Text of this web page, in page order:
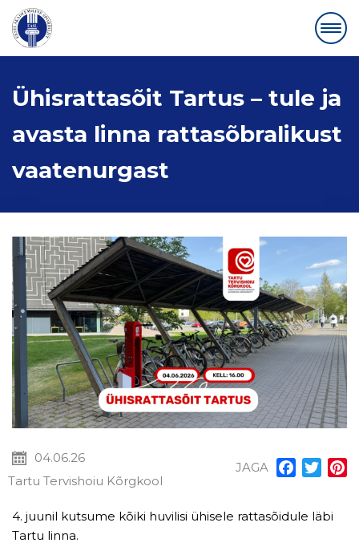
Ühisrattasõit Tartus – tule ja
avasta linna rattasõbralikust
vaatenurgast
04.06.26
Tartu Tervishoiu Kõrgkool
JAGA Facebook
4. juunil kutsume kõiki huvilisi ühisele rattasõidule läbi
Tartu linna.